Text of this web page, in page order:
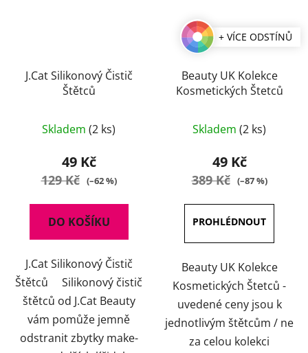
J.Cat Silikonový Čistič
Štětců
hodnocení
produktu
je
5
Skladem (2 ks)
49 Kč
129 Kč (–62 %)
DO KOŠÍKU
J.Cat Silikonový Čistič
Štětců Silikonový čistič
štětců od J.Cat Beauty
vám pomůže jemně
odstranit zbytky make-
+ VÍCE ODSTÍNŮ
Beauty UK Kolekce
Kosmetických Štetců
Skladem (2 ks)
49 Kč
389 Kč (–87 %)
Beauty UK Kolekce
Kosmetických Štetců -
uvedené ceny jsou k
jednotlivým štětcům / ne
za celou kolekci